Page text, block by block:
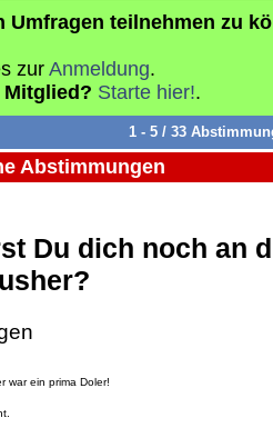
Umfragen teilnehmen zu
zur Anmeldung.
Mitglied? Starte hier!.
1 - 5 / 33
Abstimmungen
Du dich noch an
war ein prima Doler!